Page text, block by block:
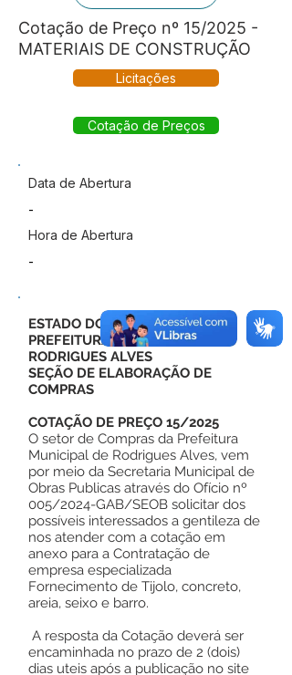
Cotação de Preço nº 15/2025 -
MATERIAIS DE CONSTRUÇÃO
Licitações
Cotação de Preços
Data de Abertura
-
Hora de Abertura
-
ESTADO DO ACRE
PREFEITURA MUNICIPAL DE
RODRIGUES ALVES
SEÇÃO DE ELABORAÇÃO DE
COMPRAS
COTAÇÃO DE PREÇO 15/2025
O setor de Compras da Prefeitura
Municipal de Rodrigues Alves, vem
por meio da Secretaria Municipal de
Obras Publicas através do Ofício nº
005/2024-GAB/SEOB solicitar dos
possíveis interessados a gentileza de
nos atender com a cotação em
anexo para a Contratação de
empresa especializada
Fornecimento de Tijolo, concreto,
areia, seixo e barro.
A resposta da Cotação deverá ser
encaminhada no prazo de 2 (dois)
dias uteis após a publicação no site